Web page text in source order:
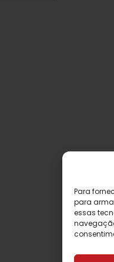
Para
para
essas